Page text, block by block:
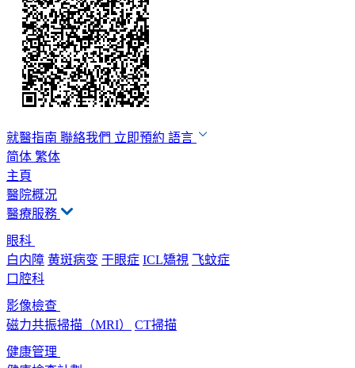
就醫指南 聯絡我們 立即預約 語言
简体 繁体
主頁
醫院概況
醫療服務
眼科
白内障 黄斑病变 干眼症 ICL矯視 飞蚊症
口腔科
影像檢查
磁力共振掃描（MRI）
CT掃描
健康管理